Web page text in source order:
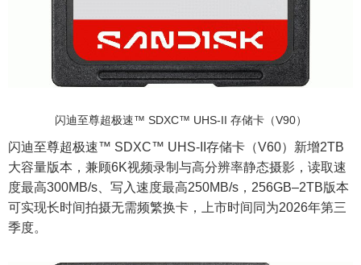
闪迪至尊超极速™ SDXC™ UHS-II 存储卡（V90）
闪迪至尊超极速™ SDXC™ UHS-II存储卡（V60）新增2TB
大容量版本，兼顾6K视频录制与高分辨率静态摄影，读取速
度最高300MB/s、写入速度最高250MB/s，256GB–2TB版本
可实现长时间拍摄无需频繁换卡，上市时间同为2026年第三
季度。